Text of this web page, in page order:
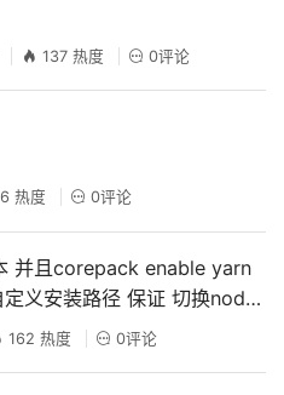
137 热度 0评论
热度 0评论
并且corepack enable yarn
义安装路径 保证 切换node
162 热度 0评论